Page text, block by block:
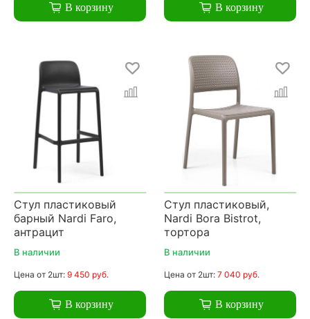
В корзину В корзину
Стул пластиковый
барный Nardi Faro,
антрацит
В наличии
Цена от 2шт: 9 450 руб.
В корзину
Стул пластиковый,
Nardi Bora Bistrot,
тортора
В наличии
Цена от 2шт: 7 040 руб.
В корзину